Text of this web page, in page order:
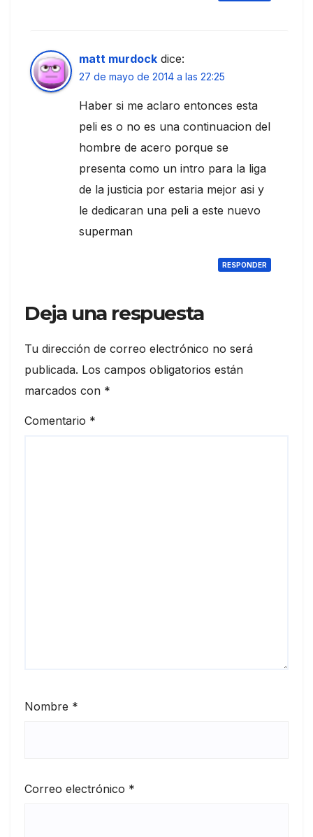
matt murdock dice:
27 de mayo de 2014 a las 22:25
Haber si me aclaro entonces esta
peli es o no es una continuacion del
hombre de acero porque se
presenta como un intro para la liga
de la justicia por estaria mejor asi y
le dedicaran una peli a este nuevo
superman
RESPONDER
Deja una respuesta
Tu dirección de correo electrónico no será
publicada. Los campos obligatorios están
marcados con *
Comentario *
Nombre *
Correo electrónico *